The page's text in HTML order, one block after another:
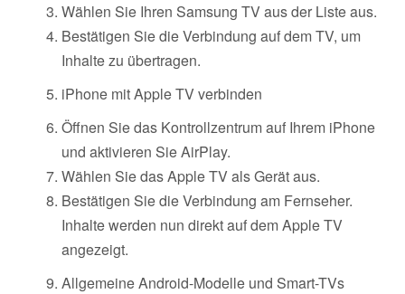
Wählen Sie Ihren Samsung TV aus der Liste aus.
Bestätigen Sie die Verbindung auf dem TV, um
Inhalte zu übertragen.
iPhone mit Apple TV verbinden
Öffnen Sie das Kontrollzentrum auf Ihrem iPhone
und aktivieren Sie AirPlay.
Wählen Sie das Apple TV als Gerät aus.
Bestätigen Sie die Verbindung am Fernseher.
Inhalte werden nun direkt auf dem Apple TV
angezeigt.
Allgemeine Android-Modelle und Smart-TVs